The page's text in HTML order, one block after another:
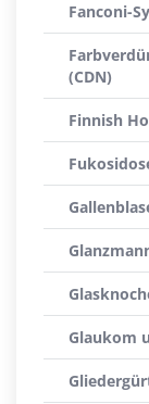
Fanconi-
(CDN)
Finnish
Glaukom